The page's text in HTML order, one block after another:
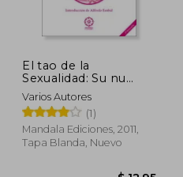
El tao de la
Sexualidad: Su nu
King y Otros Textos
Clasicos de la
Sexologia Taoista
Varios Autores
(1)
Mandala Ediciones, 2011,
Tapa Blanda, Nuevo